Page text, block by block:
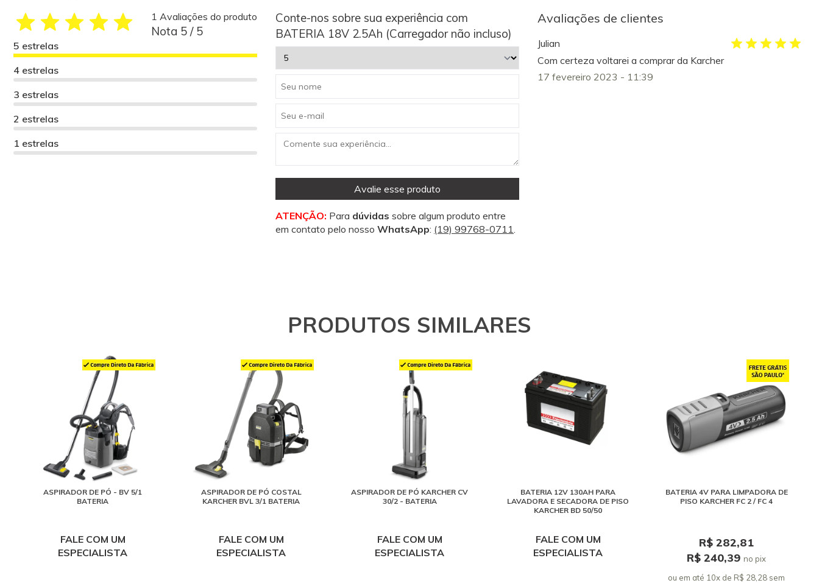
1 Avaliações do produto
Nota 5 / 5
5 estrelas
4 estrelas
3 estrelas
2 estrelas
1 estrelas
Conte-nos sobre sua experiência com
BATERIA 18V 2.5Ah (Carregador não incluso)
Avalie esse produto
ATENÇÃO: Para dúvidas sobre algum produto entre
em contato pelo nosso WhatsApp: (19) 99768-0711.
Avaliações de clientes
Julian
Com certeza voltarei a comprar da Karcher
17 fevereiro 2023 - 11:39
PRODUTOS SIMILARES
ASPIRADOR DE PÓ - BV 5/1
BATERIA
FALE COM UM
ESPECIALISTA
ASPIRADOR DE PÓ COSTAL
KARCHER BVL 3/1 BATERIA
FALE COM UM
ESPECIALISTA
ASPIRADOR DE PÓ KARCHER CV
30/2 - BATERIA
FALE COM UM
ESPECIALISTA
BATERIA 12V 130AH PARA
LAVADORA E SECADORA DE PISO
KARCHER BD 50/50
FALE COM UM
ESPECIALISTA
BATERIA 4V PARA LIMPADORA DE
PISO KARCHER FC 2 / FC 4
R$ 282,81
R$ 240,39 no pix
ou em até 10x de R$ 28,28 sem